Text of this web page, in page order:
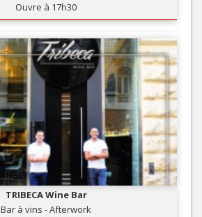
Ouvre à 17h30
TRIBECA Wine Bar
Bar à vins - Afterwork